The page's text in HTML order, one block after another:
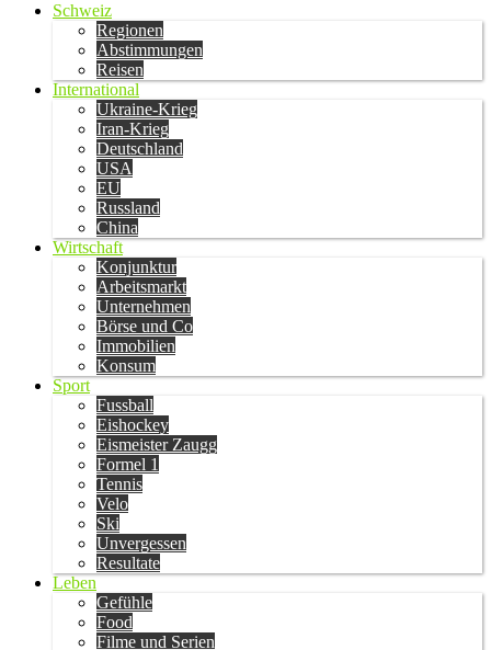
Schweiz
Regionen
Abstimmungen
Reisen
International
Ukraine-Krieg
Iran-Krieg
Deutschland
USA
EU
Russland
China
Wirtschaft
Konjunktur
Arbeitsmarkt
Unternehmen
Börse und Co
Immobilien
Konsum
Sport
Fussball
Eishockey
Eismeister Zaugg
Formel 1
Tennis
Velo
Ski
Unvergessen
Resultate
Leben
Gefühle
Food
Filme und Serien